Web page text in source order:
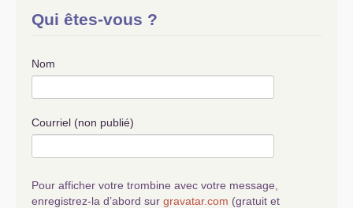
Qui êtes-vous ?
Nom
Courriel (non publié)
Pour afficher votre trombine avec votre message,
enregistrez-la d’abord sur gravatar.com (gratuit et